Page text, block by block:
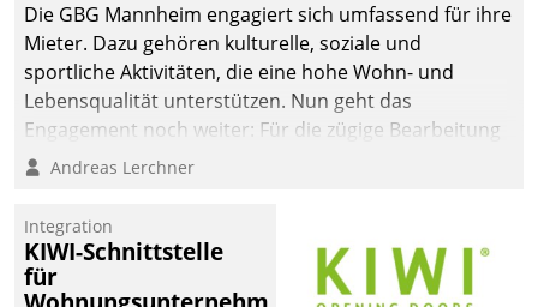
Die GBG Mannheim engagiert sich umfassend für ihre
Mieter. Dazu gehören kulturelle, soziale und
sportliche Aktivitäten, die eine hohe Wohn- und
Lebensqualität unterstützen. Nun geht das
Engagement noch weiter: Für die zügige Bearbeitung
von Beschwerden – oder Lob – richtet das
und Beschwerde-Management einen eigenen Kanal
ein.
Andreas Lerchner
Integration
KIWI-Schnittstelle
für